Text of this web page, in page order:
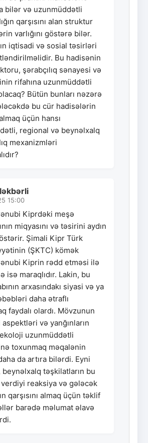
bilər və uzunmüddətli
qarşısını alan struktur
varlığını göstərə bilər.
iqtisadi və sosial təsirləri
Bu hadisənin
şərabçılıq sənayesi və
rifahına uzunmüddətli
Bütün bunları nəzərə
bu cür hadisələrin
üçün hansı
regional və beynəlxalq
mexanizmləri
15:00
Kiprdəki meşə
miqyasını və təsirini aydın
Şimali Kipr Türk
(ŞKTC) kömək
Kiprin rədd etməsi ilə
isə maraqlıdır. Lakin, bu
arxasındakı siyasi və ya
daha ətraflı
faydalı olardı. Mövzunun
və yanğınların
uzunmüddətli
toxunmaq məqalənin
da artıra bilərdi. Eyni
beynəlxalq təşkilatların bu
reaksiya və gələcək
qarşısını almaq üçün təklif
barədə məlumat əlavə